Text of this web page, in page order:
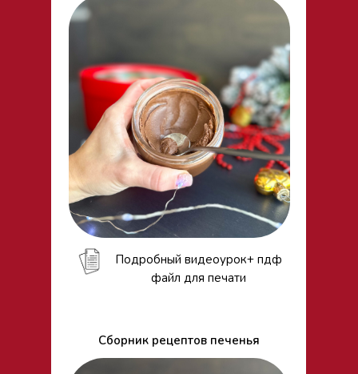
Подробный видеоурок+ пдф
файл для печати
Сборник рецептов печенья